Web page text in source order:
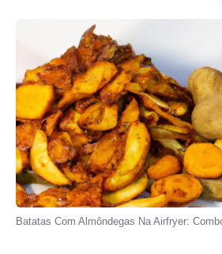
Batatas Com Almôndegas Na Airfryer: